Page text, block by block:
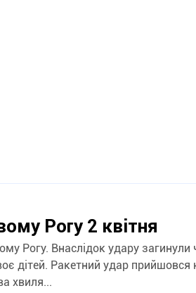
Рогу 2 квітня
Рогу. Внаслідок удару загинули
на одне з
хвиля...